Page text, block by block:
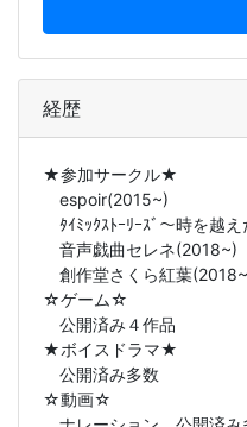
経歴
★参加サークル★
espoir(2015~)
ﾀｲﾐｯｸｽﾄｰﾘｰｽﾞ～時を越
音声戯曲セレネ(2018~)
創作堂さくら紅葉
☆ゲーム☆
公開済み４作品
★ボイスドラマ★
公開済み多数
☆動画☆